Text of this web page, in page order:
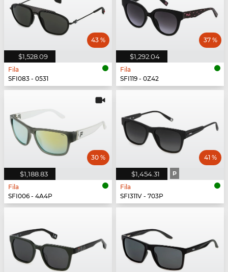
$1,528.09
43 %
Fila
SFI083 - 0531
$1,292.04
37 %
Fila
SFI119 - 0Z42
$1,188.83
30 %
Fila
SFI006 - 4A4P
$1,454.31 P
41 %
Fila
SFI311V - 703P